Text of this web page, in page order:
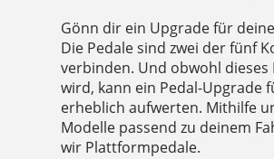
Gönn dir ein Upgrade für
Die Pedale sind zwei der fünf
verbinden. Und obwohl
wird, kann ein Pedal-Upgrade
erheblich aufwerten. Mithilfe
Modelle passend zu deinem
wir Plattformpedale.